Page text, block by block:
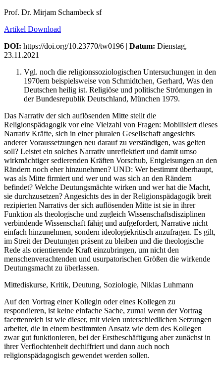
Prof. Dr. Mirjam Schambeck sf
Artikel Download
DOI: https://doi.org/10.23770/tw0196 | Datum: Dienstag,
23.11.2021
Vgl. noch die religionssoziologischen Untersuchungen in den
1970ern beispielsweise von Schmidtchen, Gerhard, Was den
Deutschen heilig ist. Religiöse und politische Strömungen in
der Bundesrepublik Deutschland, München 1979.
Das Narrativ der sich auflösenden Mitte stellt die
Religionspädagogik vor eine Vielzahl von Fragen: Mobilisiert dieses
Narrativ Kräfte, sich in einer pluralen Gesellschaft angesichts
anderer Voraussetzungen neu darauf zu verständigen, was gelten
soll? Leistet ein solches Narrativ unreflektiert und damit umso
wirkmächtiger sedierenden Kräften Vorschub, Entgleisungen an den
Rändern noch eher hinzunehmen? UND: Wer bestimmt überhaupt,
was als Mitte firmiert und wer und was sich an den Rändern
befindet? Welche Deutungsmächte wirken und wer hat die Macht,
sie durchzusetzen? Angesichts des in der Religionspädagogik breit
rezipierten Narrativs der sich auflösenden Mitte ist sie in ihrer
Funktion als theologische und zugleich Wissenschaftsdisziplinen
verbindende Wissenschaft fähig und aufgefordert, Narrative nicht
einfach hinzunehmen, sondern ideologiekritisch anzufragen. Es gilt,
im Streit der Deutungen präsent zu bleiben und die theologische
Rede als orientierende Kraft einzubringen, um nicht den
menschenverachtenden und usurpatorischen Größen die wirkende
Deutungsmacht zu überlassen.
Mittediskurse, Kritik, Deutung, Soziologie, Niklas Luhmann
Auf den Vortrag einer Kollegin oder eines Kollegen zu
respondieren, ist keine einfache Sache, zumal wenn der Vortrag
facettenreich ist wie dieser, mit vielen unterschiedlichen Setzungen
arbeitet, die in einem bestimmten Ansatz wie dem des Kollegen
zwar gut funktionieren, bei der Erstbeschäftigung aber zunächst in
ihrer Verflochtenheit dechiffriert und dann auch noch
religionspädagogisch gewendet werden sollen.